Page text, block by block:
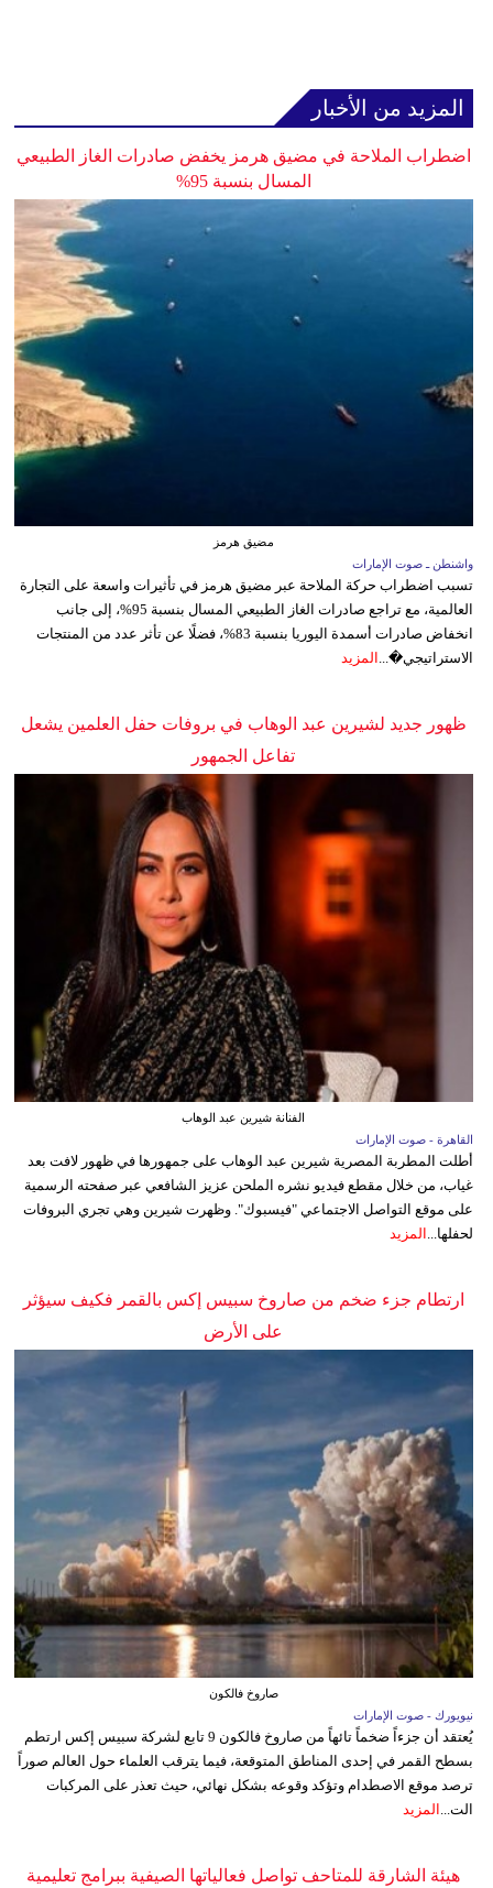
المزيد من الأخبار
اضطراب الملاحة في مضيق هرمز يخفض صادرات الغاز الطبيعي
المسال بنسبة 95%
مضيق هرمز
واشنطن ـ صوت الإمارات
تسبب اضطراب حركة الملاحة عبر مضيق هرمز في تأثيرات واسعة على التجارة
العالمية، مع تراجع صادرات الغاز الطبيعي المسال بنسبة 95%، إلى جانب
انخفاض صادرات أسمدة اليوريا بنسبة 83%، فضلًا عن تأثر عدد من المنتجات
الاستراتيجي�... المزيد
ظهور جديد لشيرين عبد الوهاب في بروفات حفل العلمين يشعل
تفاعل الجمهور
الفنانة شيرين عبد الوهاب
القاهرة - صوت الإمارات
أطلت المطربة المصرية شيرين عبد الوهاب على جمهورها في ظهور لافت بعد
غياب، من خلال مقطع فيديو نشره الملحن عزيز الشافعي عبر صفحته الرسمية
على موقع التواصل الاجتماعي "فيسبوك". وظهرت شيرين وهي تجري البروفات
لحفلها... المزيد
ارتطام جزء ضخم من صاروخ سبيس إكس بالقمر فكيف سيؤثر
على الأرض
صاروخ فالكون
نيويورك - صوت الإمارات
يُعتقد أن جزءاً ضخماً تائهاً من صاروخ فالكون 9 تابع لشركة سبيس إكس ارتطم
بسطح القمر في إحدى المناطق المتوقعة، فيما يترقب العلماء حول العالم صوراً
ترصد موقع الاصطدام وتؤكد وقوعه بشكل نهائي، حيث تعذر على المركبات
الت...
المزيد
هيئة الشارقة للمتاحف تواصل فعالياتها الصيفية ببرامج تعليمية